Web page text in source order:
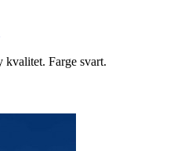
kvalitet. Farge svart.